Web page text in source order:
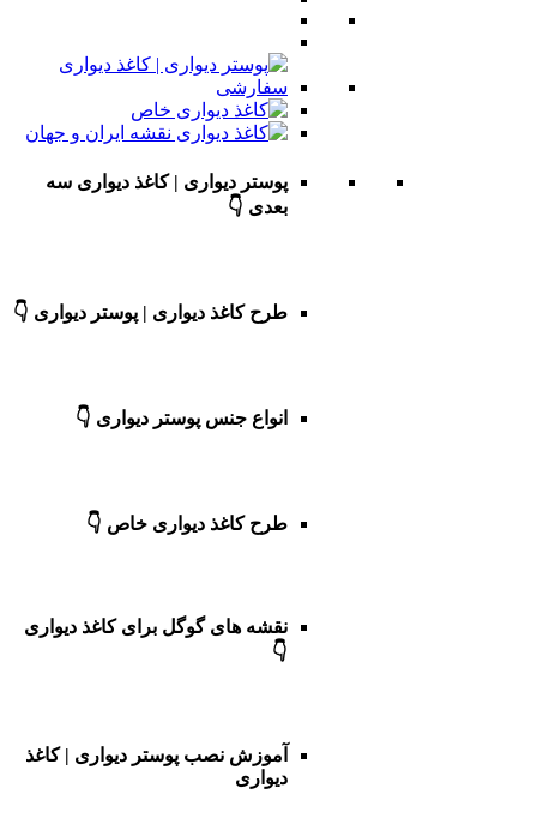
پوستر دیواری | کاغذ دیواری سه
بعدی 👇
طرح کاغذ دیواری | پوستر دیواری 👇
انواع جنس پوستر دیواری 👇
طرح کاغذ دیواری خاص 👇
نقشه های گوگل برای کاغذ دیواری
👇
آموزش نصب پوستر دیواری | کاغذ
دیواری